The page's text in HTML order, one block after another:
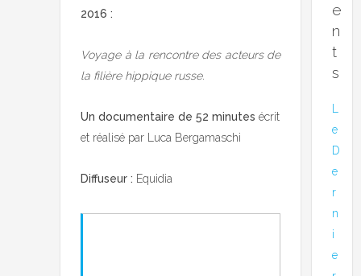
2016 :
Voyage à la rencontre des acteurs de
la filière hippique russe.
Un documentaire de 52 minutes écrit
et réalisé par Luca Bergamaschi
Diffuseur : Equidia
e
n
t
s
e
D
e
r
n
i
e